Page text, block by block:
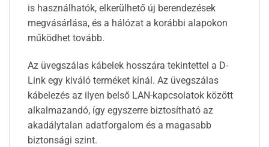
is használhatók, elkerülhető új berendezések
megvásárlása, és a hálózat a korábbi alapokon
működhet tovább.
Az üvegszálas kábelek hosszára tekintettel a D-
Link egy kiváló terméket kínál. Az üvegszálas
kábelezés az ilyen belső LAN-kapcsolatok között
alkalmazandó, így egyszerre biztosítható az
akadálytalan adatforgalom és a magasabb
biztonsági szint.